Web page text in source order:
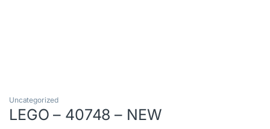
Uncategorized
LEGO – 40748 – NEW